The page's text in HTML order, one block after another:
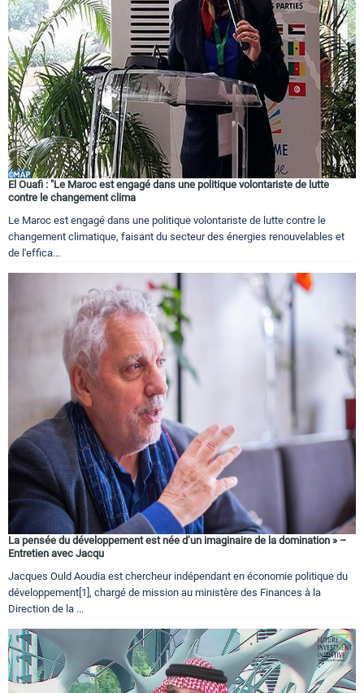
El Ouafi : "Le Maroc est engagé dans une politique volontariste de lutte
contre le changement clima
Le Maroc est engagé dans une politique volontariste de lutte contre le
changement climatique, faisant du secteur des énergies renouvelables et
de l'effica...
La pensée du développement est née d’un imaginaire de la domination » –
Entretien avec Jacqu
Jacques Ould Aoudia est chercheur indépendant en économie politique du
développement[1], chargé de mission au ministère des Finances à la
Direction de la ...